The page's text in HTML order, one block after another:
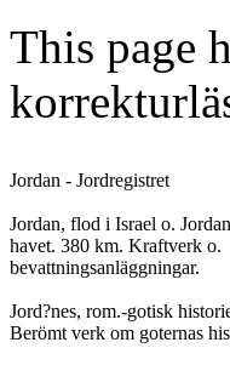
This page
Jordan - Jordregistret
Jordan, flod i Israel o.
havet. 380 km. Kraftverk o.
bevattningsanläggningar.
Jord?nes, rom.-gotisk
Berömt verk om goternas